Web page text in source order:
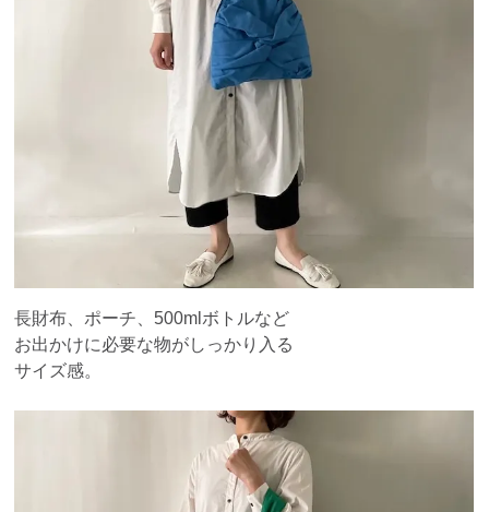
長財布、ポーチ、500mlボトルなど
お出かけに必要な物がしっかり入る
サイズ感。